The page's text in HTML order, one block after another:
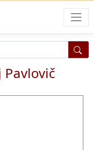
Pavlovič